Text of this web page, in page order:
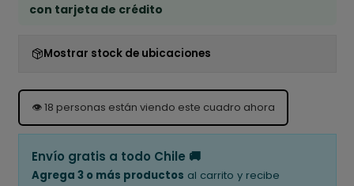
con tarjeta de crédito
Mostrar stock de ubicaciones
👁️18 personas están viendo este cuadro ahora
Envío gratis a todo Chile 🚚
Agrega 3 o más productos al carrito y recibe